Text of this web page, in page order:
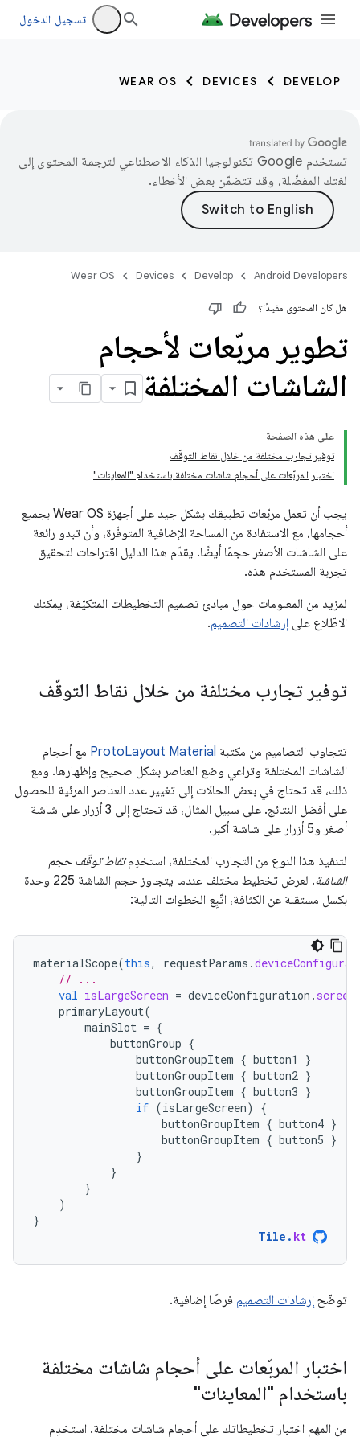
تسجيل الدخول
DEVELOP
DEVICES
WEAR OS
تستخدم Google تكنولوجيا الذكاء الاصطناعي لترجمة المحتوى إلى
لغتك المفضّلة، وقد تتضمّن بعض الأخطاء.
Android Developers
Develop
Devices
Wear OS
هل كان المحتوى مفيدًا؟
تطوير مربّعات لأحجام
الشاشات المختلفة
على هذه الصفحة
توفير تجارب مختلفة من خلال نقاط التوقّف
اختبار المربّعات على أحجام شاشات مختلفة باستخدام "المعاينات"
يجب أن تعمل مربّعات تطبيقك بشكل جيد على أجهزة Wear OS بجميع
أحجامها، مع الاستفادة من المساحة الإضافية المتوفّرة، وأن تبدو رائعة
على الشاشات الأصغر حجمًا أيضًا. يقدّم هذا الدليل اقتراحات لتحقيق
تجربة المستخدم هذه.
لمزيد من المعلومات حول مبادئ تصميم التخطيطات المتكيّفة، يمكنك
الاطّلاع على إرشادات التصميم.
توفير تجارب مختلفة من خلال نقاط التوقّف
تتجاوب التصاميم من مكتبة ProtoLayout Material مع أحجام
الشاشات المختلفة وتراعي وضع العناصر بشكل صحيح وإظهارها. ومع
ذلك، قد تحتاج في بعض الحالات إلى تغيير عدد العناصر المرئية للحصول
على أفضل النتائج. على سبيل المثال، قد تحتاج إلى 3 أزرار على شاشة
أصغر و5 أزرار على شاشة أكبر.
لتنفيذ هذا النوع من التجارب المختلفة، استخدِمنقاط توقّف حجم
الشاشة
. لعرض تخطيط مختلف عندما يتجاوز حجم الشاشة 225 وحدة
بكسل مستقلة عن الكثافة، اتّبِع الخطوات التالية:
materialScope(this, requestParams .
// ...
val isLargeScreen = deviceConfiguration .
primaryLayout(
mainSlot = {
buttonGroup {
buttonGroupItem { button1
}
buttonGroupItem { button2 }
buttonGroupItem { button3 }
if (isLargeScreen)
{
buttonGroupItem { button4 }
buttonGroupItem { button5 }
}
}
}
)
}
Tile . kt
توضّح إرشادات التصميم فرصًا إضافية.
اختبار المربّعات على أحجام شاشات مختلفة
باستخدام "المعاينات"
من المهم اختبار تخطيطاتك على أحجام شاشات مختلفة. استخدِم